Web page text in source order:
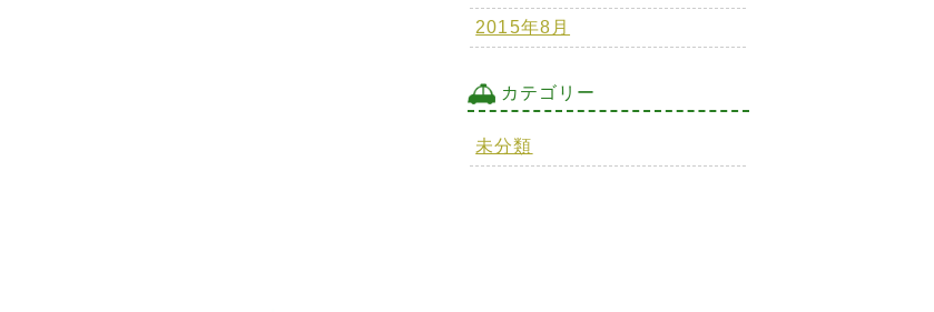
2015年8月
カテゴリー
未分類